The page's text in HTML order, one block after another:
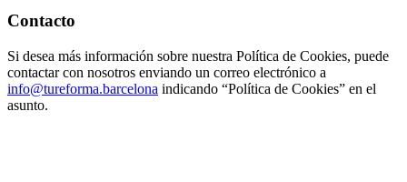
Contacto
Si desea más información sobre nuestra Política de Cookies, puede
contactar con nosotros enviando un correo electrónico a
info@tureforma.barcelona indicando “Política de Cookies” en el
asunto.